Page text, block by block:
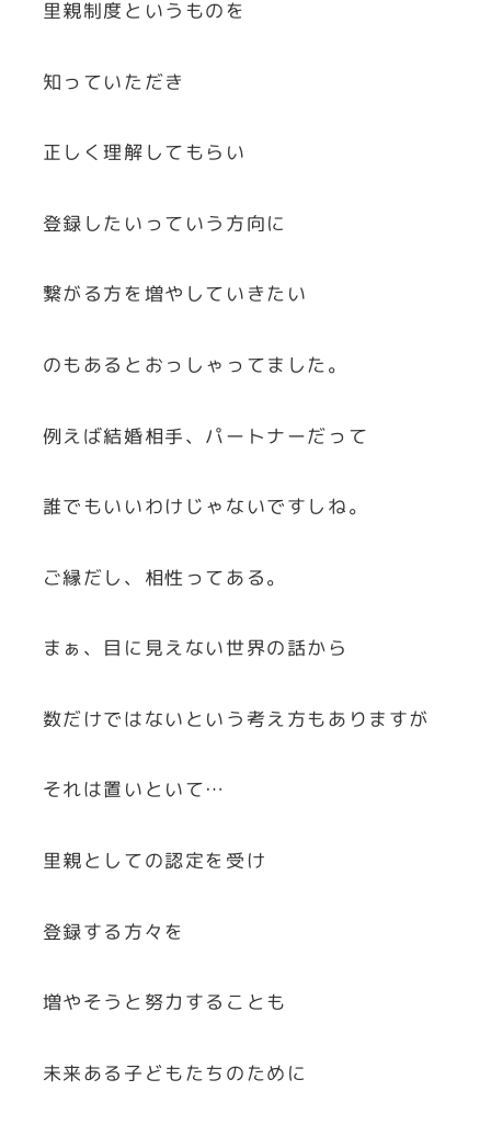
里親制度というものを
知っていただき
正しく理解してもらい
登録したいっていう方向に
繋がる方を増やしていきたい
のもあるとおっしゃってました。
例えば結婚相手、パートナーだって
誰でもいいわけじゃないですしね。
ご縁だし、相性ってある。
まぁ、目に見えない世界の話から
数だけではないという考え方もありますが
それは置いといて…
里親としての認定を受け
登録する方々を
増やそうと努力することも
未来ある子どもたちのために